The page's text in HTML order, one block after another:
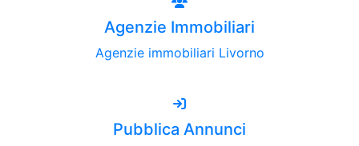
Agenzie Immobiliari
Agenzie immobiliari Livorno
Pubblica Annunci